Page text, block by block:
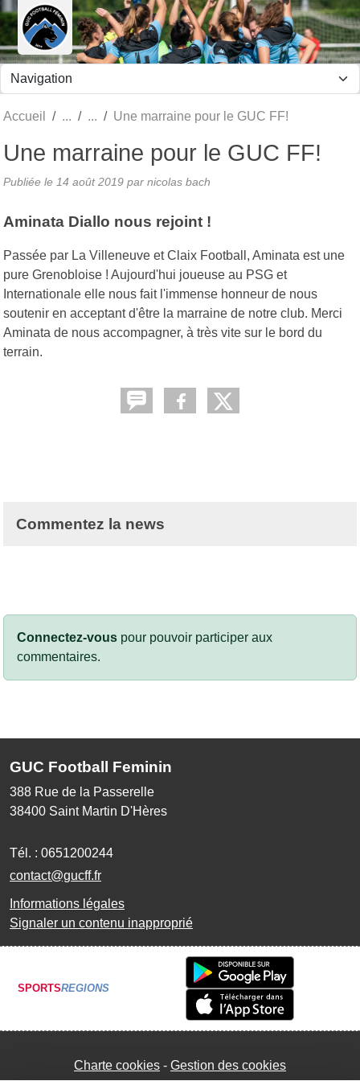
Accueil Une marraine pour le GUC FF!
Une marraine pour le GUC FF!
Publiée le 14 août 2019 par nicolas bach
Aminata Diallo nous rejoint !
Passée par La Villeneuve et Claix Football, Aminata est une
pure Grenobloise ! Aujourd'hui joueuse au PSG et
Internationale elle nous fait l'immense honneur de nous
soutenir en acceptant d'être la marraine de notre club. Merci
Aminata de nous accompagner, à très vite sur le bord du
terrain.
Commentez la news
Connectez-vous pour pouvoir participer aux
commentaires.
GUC Football Feminin
388 Rue de la Passerelle
38400 Saint Martin D'Hères
Tél. : 0651200244
contact@gucff.fr
Informations légales
Signaler un contenu inapproprié
SPORTSREGIONS
Charte cookies Gestion des cookies
Panneau de gestion des cookies